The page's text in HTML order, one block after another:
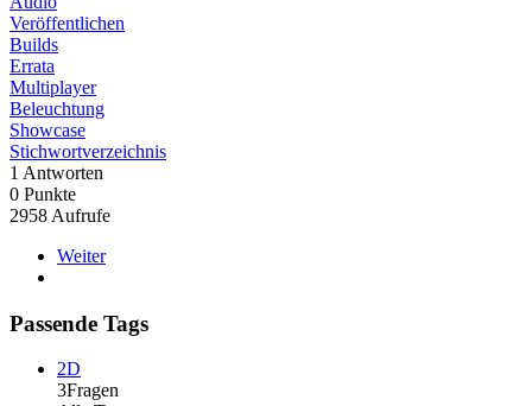
Veröffentlichen
Builds
Errata
Multiplayer
Beleuchtung
Showcase
Stichwortverzeichnis
1 Antworten
0 Punkte
2958 Aufrufe
Weiter
Passende Tags
2D
3Fragen